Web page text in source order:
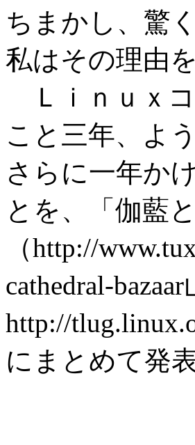
ちまかし、驚
私はその理由
Ｌｉｎｕｘ
こと三年、よ
さらに一年か
とを、「伽藍
（http://
cathedral-
http://
にまとめて発